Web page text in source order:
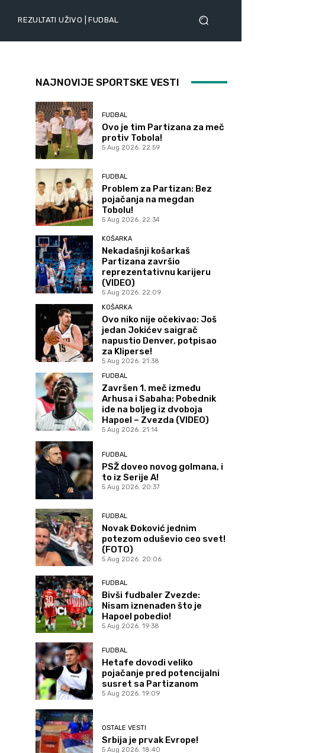
REZULTATI UŽIVO | FUDBAL
NAJNOVIJE SPORTSKE VESTI
FUDBAL
Ovo je tim Partizana za meč
protiv Tobola!
5 Aug 2026. 22:59
FUDBAL
Problem za Partizan: Bez
pojačanja na megdan
Tobolu!
5 Aug 2026. 22:34
KOŠARKA
Nekadašnji košarkaš
Partizana završio
reprezentativnu karijeru
(VIDEO)
5 Aug 2026. 22:09
KOŠARKA
Ovo niko nije očekivao: Još
jedan Jokićev saigrač
napustio Denver, potpisao
za Kliperse!
5 Aug 2026. 21:38
FUDBAL
Završen 1. meč između
Arhusa i Sabaha: Pobednik
ide na boljeg iz dvoboja
Hapoel – Zvezda (VIDEO)
5 Aug 2026. 21:14
FUDBAL
PSŽ doveo novog golmana, i
to iz Serije A!
5 Aug 2026. 20:37
FUDBAL
Novak Đoković jednim
potezom oduševio ceo svet!
(FOTO)
5 Aug 2026. 20:06
FUDBAL
Bivši fudbaler Zvezde:
Nisam iznenađen što je
Hapoel pobedio!
5 Aug 2026. 19:38
FUDBAL
Hetafe dovodi veliko
pojačanje pred potencijalni
susret sa Partizanom
5 Aug 2026. 19:09
OSTALE VESTI
Srbija je prvak Evrope!
5 Aug 2026. 18:40